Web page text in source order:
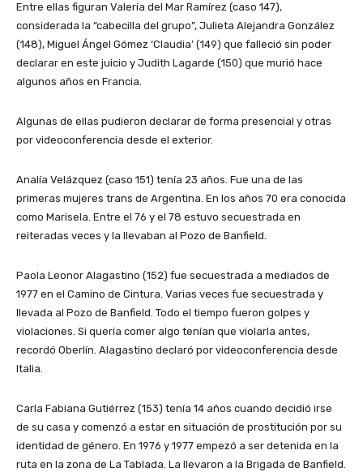
Entre ellas figuran Valeria del Mar Ramírez (caso 147),
considerada la “cabecilla del grupo”, Julieta Alejandra González
(148), Miguel Ángel Gómez ‘Claudia’ (149) que falleció sin poder
declarar en este juicio y Judith Lagarde (150) que murió hace
algunos años en Francia.
Algunas de ellas pudieron declarar de forma presencial y otras
por videoconferencia desde el exterior.
Analía Velázquez (caso 151) tenía 23 años. Fue una de las
primeras mujeres trans de Argentina. En los años 70 era conocida
como Marisela. Entre el 76 y el 78 estuvo secuestrada en
reiteradas veces y la llevaban al Pozo de Banfield.
Paola Leonor Alagastino (152) fue secuestrada a mediados de
1977 en el Camino de Cintura. Varias veces fue secuestrada y
llevada al Pozo de Banfield. Todo el tiempo fueron golpes y
violaciones. Si quería comer algo tenían que violarla antes,
recordó Oberlín. Alagastino declaró por videoconferencia desde
Italia.
Carla Fabiana Gutiérrez (153) tenía 14 años cuando decidió irse
de su casa y comenzó a estar en situación de prostitución por su
identidad de género. En 1976 y 1977 empezó a ser detenida en la
ruta en la zona de La Tablada. La llevaron a la Brigada de Banfield.